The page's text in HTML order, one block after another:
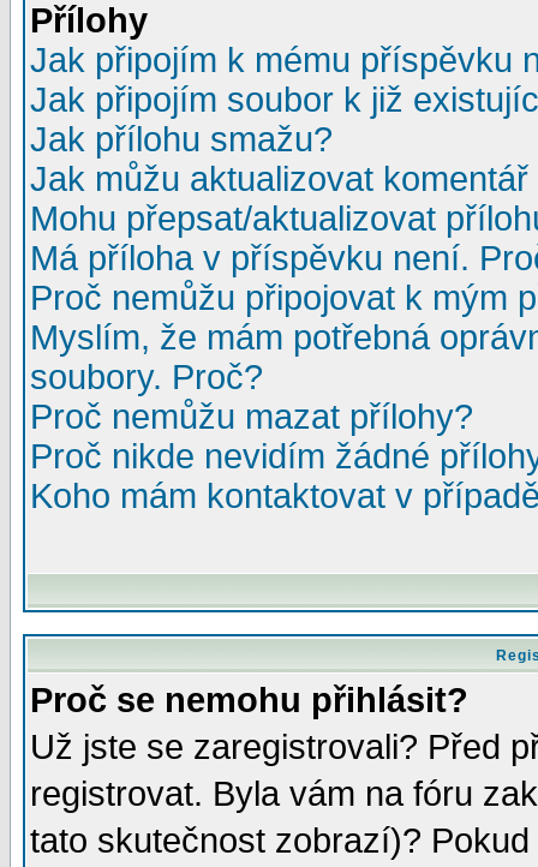
Přílohy
Jak připojím k mému příspěvku
Jak připojím soubor k již
Jak přílohu smažu?
Jak můžu aktualizovat
Mohu přepsat/aktualizovat
Má příloha v příspěvku není.
Proč nemůžu připojovat k mým
Myslím, že mám potřebná
soubory. Proč?
Proč nemůžu mazat přílohy?
Proč nikde nevidím žádné
Koho mám kontaktovat v
Proč se nemohu přihlásit?
Už jste se zaregistrovali? Před
registrovat. Byla vám na fóru
tato skutečnost zobrazí)?